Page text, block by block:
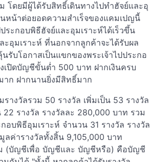
ดยมีผู้ได้รับสิทธิ์เดินทางไปทำฮัจย์และอุ
หน้าต่อยอดความสำเร็จของแคมเปญนี้
ระกอบพิธีฮัจย์และอุมเราะห์ได้เร็วขึ้น
อุมเราะห์ ที่นอกจากลูกค้าจะได้รับผล
บโอกาสเป็นแขกของพระเจ้าไปประกอ
เปิดบัญชีขั้นต่ำ 500 บาท ฝากเงินครบ
าก ฝากนานยิ่งมีสิทธิ์มาก
างวัลรวม 50 รางวัล เพิ่มเป็น 53 รางวัล
รางวัล รางวัลละ 280,000 บาท รวม
อบพิธีอุมเราะห์ จำนวน 31 รางวัล รางวัล
ค่ารางวัลทั้งสิ้น 9,105,000 บาท
ม (บัญชีเพื่อ บัญชีและ บัญชีหรือ) คือบัญชี